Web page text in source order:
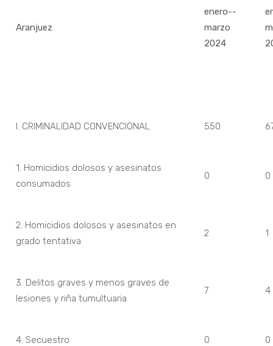
Aranjuez
enero--
marzo
2024
I. CRIMINALIDAD CONVENCIONAL 550
1. Homicidios dolosos y asesinatos
consumados
0 0
2. Homicidios dolosos y asesinatos en
grado tentativa
2 1
3. Delitos graves y menos graves de
lesiones y riña tumultuaria
7 4
4. Secuestro 0 0